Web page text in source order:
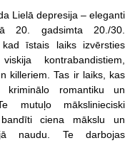
Lielā depresija – eleganti
20. gadsimta 20./30.
īstais laiks izvērsties
kontrabandistiem,
killeriem. Tas ir laiks, kas
kriminālo romantiku un
mutuļo mākslinieciski
ciena mākslu un
naudu. Te darbojas